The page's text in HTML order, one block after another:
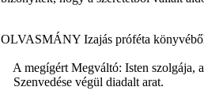
OLVASMÁNY Izajás próféta
A megígért Megváltó: Isten szolgája,
Szenvedése végül diadalt arat.